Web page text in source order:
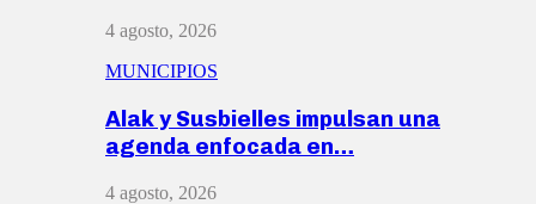
4 agosto, 2026
MUNICIPIOS
Alak y Susbielles impulsan una
agenda enfocada en…
4 agosto, 2026